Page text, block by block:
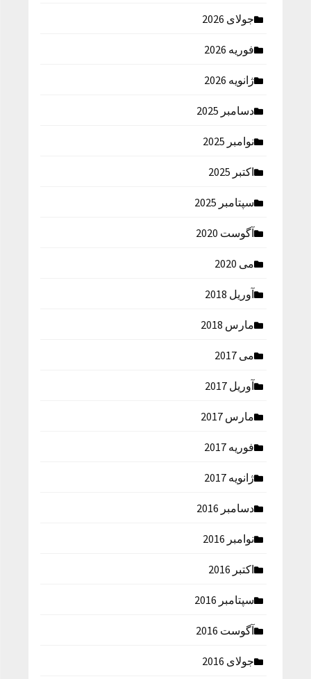
جولای 2026
فوریه 2026
ژانویه 2026
دسامبر 2025
نوامبر 2025
اکتبر 2025
سپتامبر 2025
آگوست 2020
می 2020
آوریل 2018
مارس 2018
می 2017
آوریل 2017
مارس 2017
فوریه 2017
ژانویه 2017
دسامبر 2016
نوامبر 2016
اکتبر 2016
سپتامبر 2016
آگوست 2016
جولای 2016